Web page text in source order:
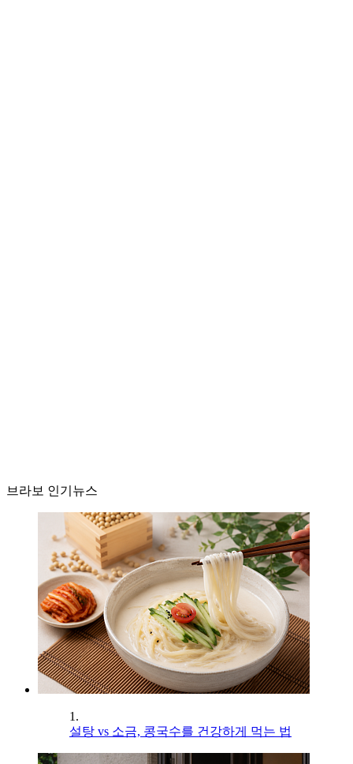
브라보 인기뉴스
1.
설탕 vs 소금, 콩국수를 건강하게 먹는 법